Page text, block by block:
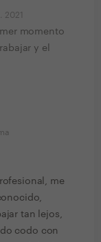
2021
momento
y el
me
tan lejos,
codo con